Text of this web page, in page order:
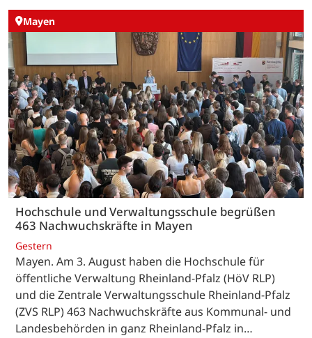
Mayen
Hochschule und Verwaltungsschule begrüßen
463 Nachwuchskräfte in Mayen
Gestern
Mayen. Am 3. August haben die Hochschule für
öffentliche Verwaltung Rheinland-Pfalz (HöV RLP)
und die Zentrale Verwaltungsschule Rheinland-Pfalz
(ZVS RLP) 463 Nachwuchskräfte aus Kommunal- und
Landesbehörden in ganz Rheinland-Pfalz in…